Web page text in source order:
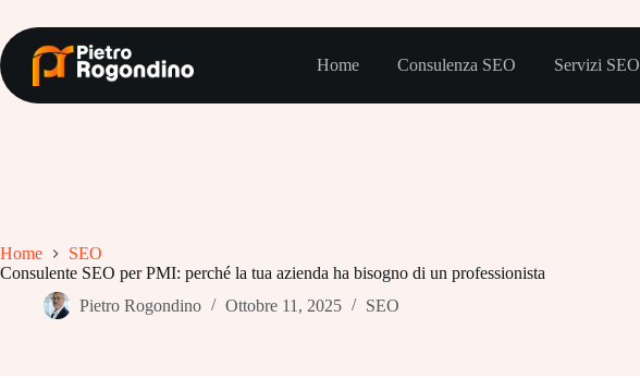
contenuto
Home
Consulenza SEO Servizi SEO
Home
SEO
Consulente SEO per PMI: perché la tua azienda ha bisogno di un professionista
Pietro Rogondino
Ottobre 11, 2025 SEO